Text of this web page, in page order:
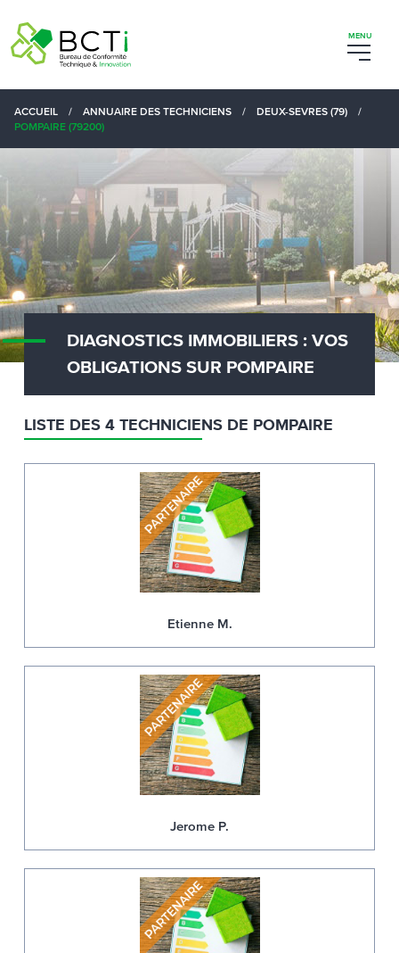
ACCUEIL / ANNUAIRE DES TECHNICIENS / DEUX-SEVRES (79)
/
POMPAIRE (79200)
DIAGNOSTICS IMMOBILIERS : VOS
OBLIGATIONS SUR POMPAIRE
LISTE DES 4 TECHNICIENS DE POMPAIRE
Etienne M.
Jerome P.